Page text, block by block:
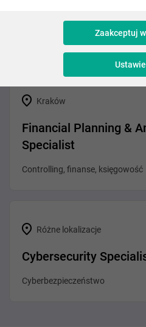
Kraków
Financial Planning &
Specialist
Controlling, finanse, księgowość
Różne lokalizacje
Cybersecurity
Cyberbezpieczeństwo
Zaakceptuj